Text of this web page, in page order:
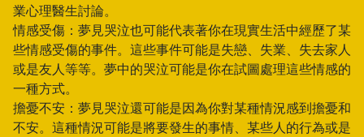
業心理醫生討論。
情感受傷：夢見哭泣也可能代表著你在現實生活中經歷了某
些情感受傷的事件。這些事件可能是失戀、失業、失去家人
或是友人等等。夢中的哭泣可能是你在試圖處理這些情感的
一種方式。
擔憂不安：夢見哭泣還可能是因為你對某種情況感到擔憂和
不安。這種情況可能是將要發生的事情、某些人的行為或是